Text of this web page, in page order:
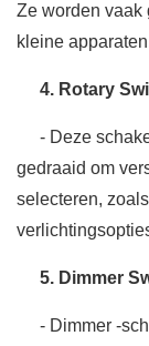
Ze worden vaak
kleine
4. Rotary
- Deze
gedraaid om
selecteren,
5. Dimmer
- Dimmer -